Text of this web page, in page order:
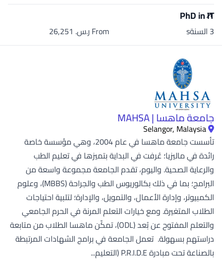
PhD in IT
3 السنةs From ر.س.‏ 26,251
جامعة ماهسا | MAHSA
Selangor, Malaysia
تأسست جامعة ماهسا في عام 2004، وهي مؤسسة خاصة
رائدة في ماليزيا؛ عُرفت في البداية بتميزها في تعليم الطب
والرعاية الصحية. واليوم، تقدم الجامعة مجموعة واسعة من
البرامج؛ بما في ذلك بكالوريوس الطب والجراحة (MBBS)، وعلوم
الكمبيوتر، وإدارة الأعمال، والتمويل، والإدارة؛ لتلبية احتياجات
الطلاب المتغيرة. ومع خيارات التعلم المرنة في الحرم الجامعي
والتعلم المفتوح عن بُعد (ODL)، تمكّن ماهسا الطلاب من متابعة
دراستهم بسهولة. تعمل الجامعة في برامج الشهادات المرتبطة
بالصناعة تحت مبادرة P.R.I.D.E (التعليم...